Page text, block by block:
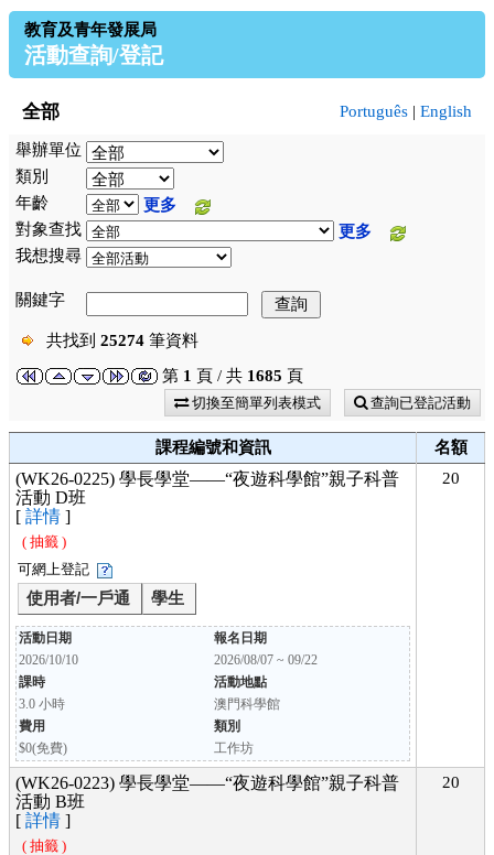
教育及青年發展局
活動查詢/登記
全部 Português | English
舉辦單位
類別
年齡
更多
對象查找
更多
我想搜尋
關鍵字
共找到 25274 筆資料
第 1 頁 / 共 1685 頁
切換至簡單列表模式 查詢已登記活動
課程編號和資訊 名額
(WK26-0225) 學長學堂——“夜遊科學館”親子科普
活動 D班
[ 詳情 ]
( 抽籤 )
可網上登記
使用者/一戶通 學生
活動日期
報名日期
2026/10/10
2026/08/07 ~ 09/22
課時
活動地點
3.0 小時
澳門科學館
費用
類別
$0(免費)
工作坊
20
(WK26-0223) 學長學堂——“夜遊科學館”親子科普
活動 B班
[ 詳情 ]
( 抽籤 )
20